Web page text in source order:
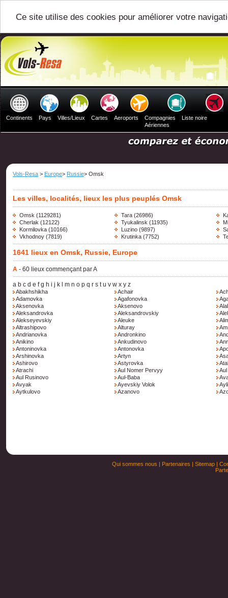
Ce site utilise des cookies pour améliorer votre
Continents Pays Villes/Lieux Cartes Aeroports
Compagnies
Aériennes
Liste noire
Vols-Resa > Europe> Russie> Omsk
Les villes, localités, lieux les plus peuplés Omsk
Omsk (1129281) Tara (26986)
Cherlak (12122) Tyukalinsk (11935)
Kormilovka (10166) Luzino (9897)
Vkhodnoy (7819) Krutinka (7752)
1641 lieux en Omsk, Russie, Europe
A - 60 lieux commençant par A
a b c d e fg h i j k m n o p q r s tu v w x y z
Abakhshikha Achair
Adamovka
Agafonovka
Aksenovka
Aksenovo
Aleksandrovka
Aleksandrovskiy
Alekseyevskiy
Aleuke
Altrashipovo
Alturay
Andrianovka
Andronkino
Anikino
Ankudinovo
Antoninovka
Antonovka
Arshinovka
Artyn
Ashirovo
Astyrovka
Atrachi
Aul Nomer Pervyy
Aul Rusinovo
Aul-Baba
Avyak
Ayevskiy Volok
Aytkulovo
Azanovo
Qui sommes nous | Partenaires | Sitemap|